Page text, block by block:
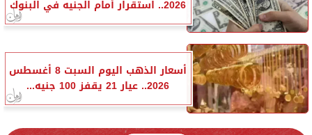
2026.. استقرار أمام الجنيه في البنوك
أسعار الذهب اليوم السبت 8 أغسطس
2026.. عيار 21 يقفز 100 جنيه...